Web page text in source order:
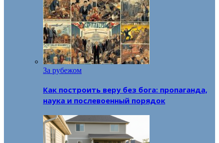
За рубежом
Как построить веру без бога: пропаганда,
наука и послевоенный порядок